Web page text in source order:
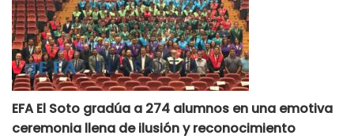
EFA El Soto gradúa a 274 alumnos en una emotiva
ceremonia llena de ilusión y reconocimiento